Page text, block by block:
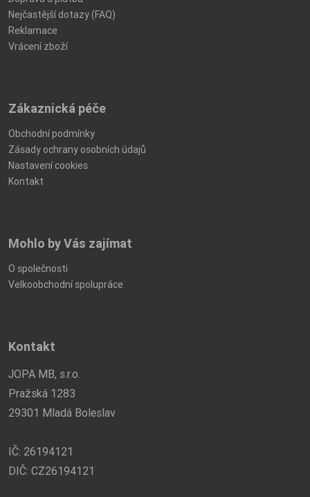
Nejčastější dotazy (FAQ)
Reklamace
Vrácení zboží
Zákaznická péče
Obchodní podmínky
Zásady ochrany osobních údajů
Nastavení cookies
Kontakt
Mohlo by Vás zajímat
O společnosti
Velkoobchodní spolupráce
Kontakt
JOPA MB, s.r.o.
Pražská 1283
29301 Mladá Boleslav
IČ: 26194121
DIČ: CZ26194121